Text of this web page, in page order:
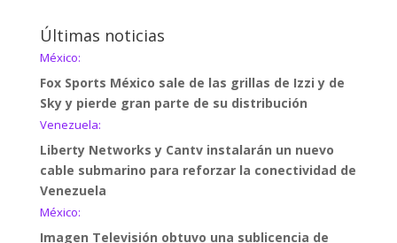
Últimas noticias
México:
Fox Sports México sale de las grillas de Izzi y de
Sky y pierde gran parte de su distribución
Venezuela:
Liberty Networks y Cantv instalarán un nuevo
cable submarino para reforzar la conectividad de
Venezuela
México:
Imagen Televisión obtuvo una sublicencia de